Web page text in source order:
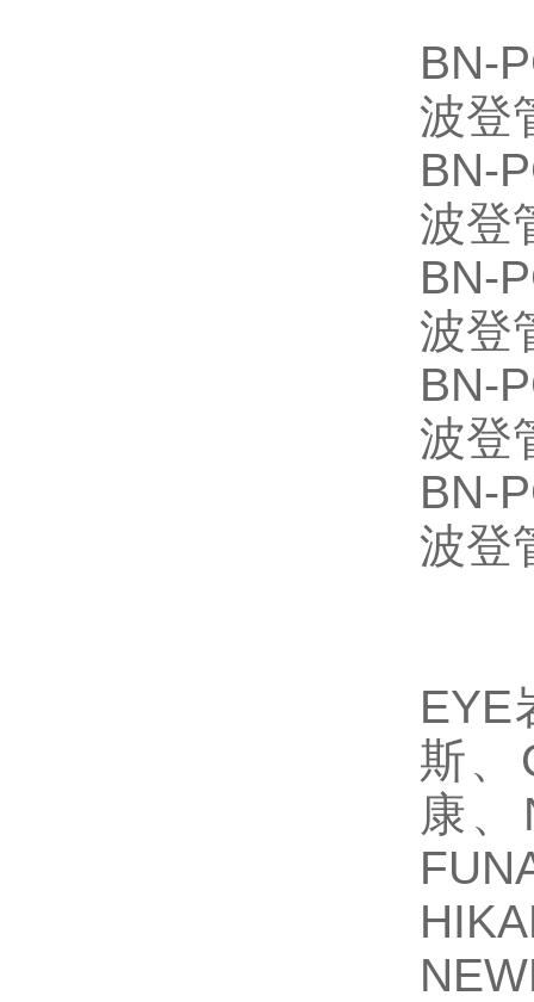
BN-
波登
BN-
波登
BN-
波登
BN-
波登
BN-
波登
EYE
斯、
康